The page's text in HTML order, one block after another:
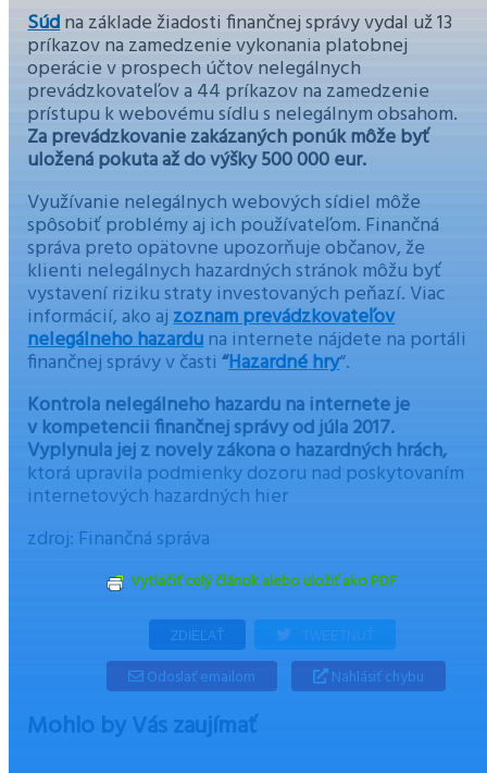
Súdna základe žiadosti finančnej správy vydal už 13
príkazov na zamedzenie vykonania platobnej
operácie v prospech účtov nelegálnych
prevádzkovateľov a 44 príkazov na zamedzenie
prístupu k webovému sídlu s nelegálnym obsahom.
Za prevádzkovanie zakázaných ponúk môže byť
uložená pokuta až do výšky 500 000 eur.
Využívanie nelegálnych webových sídiel môže
spôsobiť problémy aj ich používateľom. Finančná
správa preto opätovne upozorňuje občanov, že
klienti nelegálnych hazardných stránok môžu byť
vystavení riziku straty investovaných peňazí. Viac
informácií, ako ajzoznam prevádzkovateľov
nelegálneho hazarduna internete nájdete na portáli
finančnej správy v časti“Hazardnéhry“.
Kontrola nelegálneho hazardu na internete je
v kompetencii finančnej správy od júla 2017.
Vyplynula jej z novely zákona o hazardných hrách,
ktorá upravila podmienky dozoru nad poskytovaním
internetových hazardných hier
zdroj: Finančná správa
Vytlačiť celý článok alebo uložiť ako PDF
ZDIEĽAŤ TWEETNUŤ
Odoslať emailom Nahlásiť chybu
Mohlo by Vás zaujímať